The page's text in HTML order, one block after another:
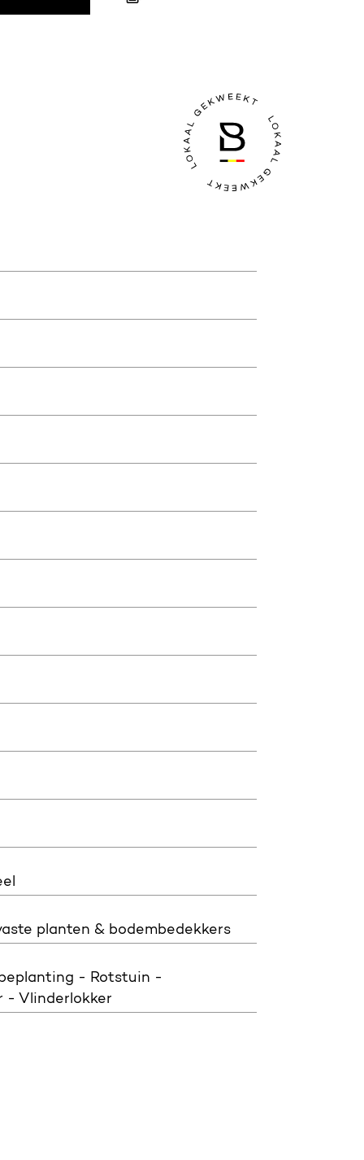
planten & bodembedekkers
- Rotstuin -
- Vlinderlokker